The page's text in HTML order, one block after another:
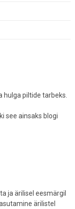
hulga piltide tarbeks.
see ainsaks blogi
ja ärilisel eesmärgil
ärilistel